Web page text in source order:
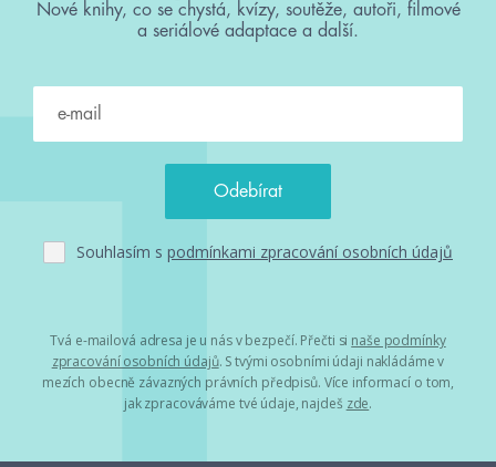
Nové knihy, co se chystá, kvízy, soutěže, autoři, filmové
a seriálové adaptace a další.
Souhlasím s podmínkami zpracování osobních údajů
Tvá e-mailová adresa je u nás v bezpečí. Přečti si naše podmínky
zpracování osobních údajů. S tvými osobními údaji nakládáme v
mezích obecně závazných právních předpisů. Více informací o tom,
jak zpracováváme tvé údaje, najdeš zde.